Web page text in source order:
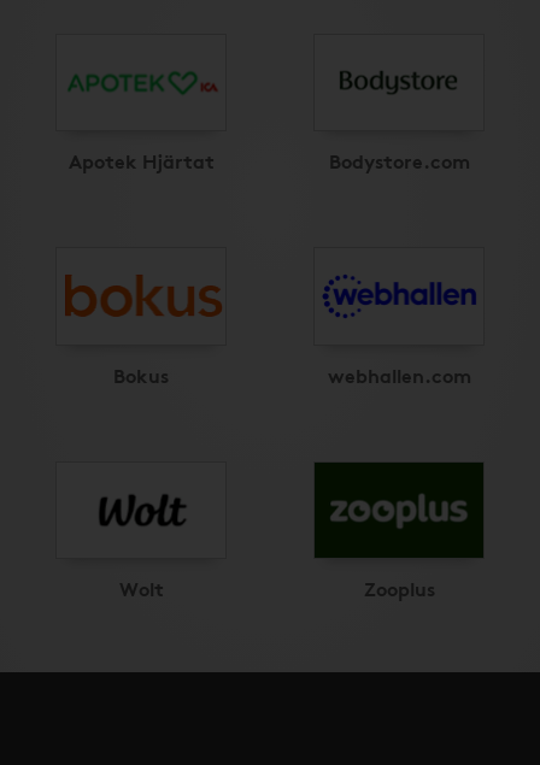
Apotek Hjärtat Bodystore.com
Bokus webhallen.com
Wolt Zooplus